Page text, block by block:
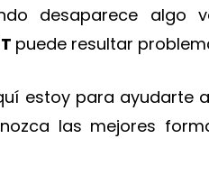
desaparece algo
puede resultar
estoy para ayudarte
las mejores